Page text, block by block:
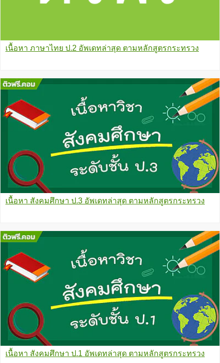
เนื้อหา ภาษาไทย ป.2 อัพเดทล่าสุด ตามหลักสูตรกระทรวง
เนื้อหา สังคมศึกษา ป.3 อัพเดทล่าสุด ตามหลักสูตรกระทรวง
เนื้อหา สังคมศึกษา ป.1 อัพเดทล่าสุด ตามหลักสูตรกระทรวง